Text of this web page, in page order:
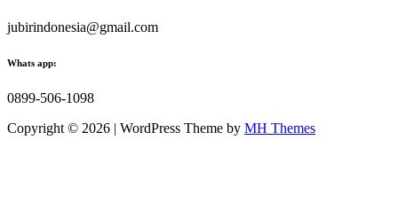
jubirindonesia@gmail.com
Whats app:
0899-506-1098
Copyright © 2026 | WordPress Theme by MH Themes